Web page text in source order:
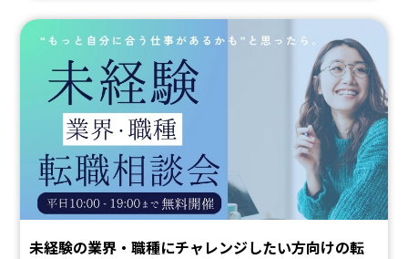
未経験の業界・職種にチャレンジしたい方向けの転